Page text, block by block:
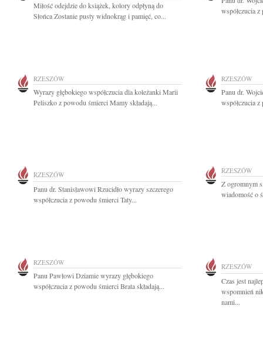
Miłość odejdzie do książek, kolory odpłyną do
Słońca Zostanie pusty widnokrąg i pamięć, co...
współczucia
RZESZÓW
Wyrazy głębokiego współczucia dla koleżanki Marii
Peliszko z powodu śmierci Mamy składają...
RZESZÓW
Panu dr.
współczucia
RZESZÓW
Panu dr. Stanisławowi Rzucidło wyrazy szczerego
współczucia z powodu śmierci Taty...
RZESZÓW
Z ogromnym
wiadomość o
RZESZÓW
Panu Pawłowi Dziamie wyrazy głębokiego
współczucia z powodu śmierci Brata składają...
RZESZÓW
Czas jest
wspomnień
nami...